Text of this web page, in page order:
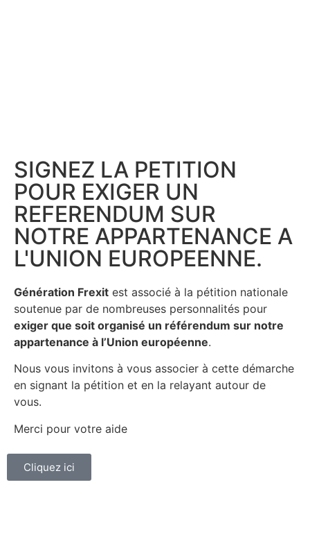
SIGNEZ LA PETITION
POUR EXIGER UN
REFERENDUM SUR
NOTRE APPARTENANCE A
L'UNION EUROPEENNE.
Génération Frexit est associé à la pétition nationale
soutenue par de nombreuses personnalités pour
exiger que soit organisé un référendum sur notre
appartenance à l’Union européenne.
Nous vous invitons à vous associer à cette démarche
en signant la pétition et en la relayant autour de
vous.
Merci pour votre aide
Cliquez ici